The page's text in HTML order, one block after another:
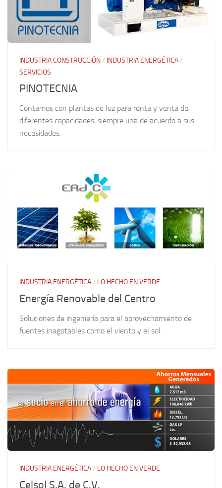
INDUSTRIA CONSTRUCCIÓN/ INDUSTRIA ENERGÉTICA/
SERVICIOS
PINOTECNIA
Contamos con plantas de luz para renta y venta de
diferentes capacidades, siempre una de acuerdo a sus
necesidades.
INDUSTRIA ENERGÉTICA/ LO HECHO EN VERDE
Energía Renovable del Centro
Soluciones de ingeniería para el aprovechamiento de
fuentes inagotables como el viento y el sol.
INDUSTRIA ENERGÉTICA/ LO HECHO EN VERDE
Celsol S.A. de C.V.